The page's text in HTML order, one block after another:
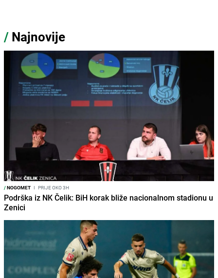
/ Najnovije
/NOGOMET I PRIJE OKO 3H
Podrška iz NK Čelik: BiH korak bliže nacionalnom stadionu u
Zenici